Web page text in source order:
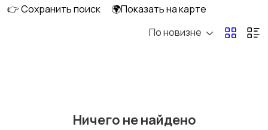
Аренда дома
посуточно
👉 Сохранить поиск
🌍Показать на карте
По новизне
Ничего не найдено